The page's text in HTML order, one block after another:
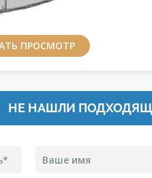
ПРОСМОТР
НЕ НАШЛИ